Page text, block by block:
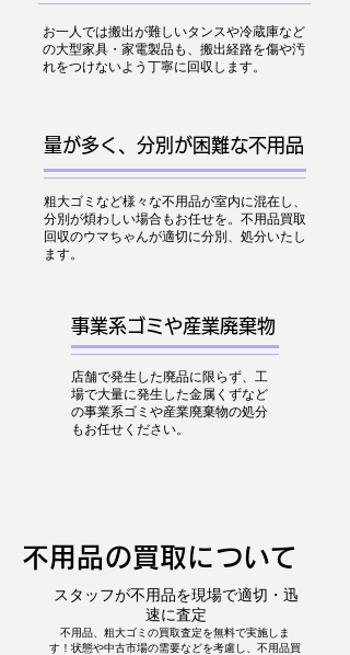
お一人では搬出が難しいタンスや冷蔵庫など
の大型家具・家電製品も、搬出経路を傷や汚
れをつけないよう丁寧に回収します。
量が多く、分別が困難な不用品
粗大ゴミなど様々な不用品が室内に混在し、
分別が煩わしい場合もお任せを。不用品買取
回収のウマちゃんが適切に分別、処分いたし
ます。
事業系ゴミや産業廃棄物
店舗で発生した廃品に限らず、工
場で大量に発生した金属くずなど
の事業系ゴミや産業廃棄物の処分
もお任せください。
​不用品の買取について
スタッフが不用品を現場で適切・迅
速に査定
不用品、粗大ゴミの買取査定を無料で実施しま
す！状態や中古市場の需要などを考慮し、不用品買